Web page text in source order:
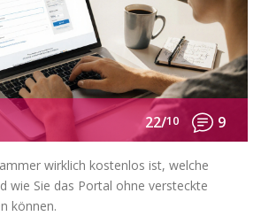
22/10 9
wirklich kostenlos ist, welche
wie Sie das Portal ohne versteckte
können.